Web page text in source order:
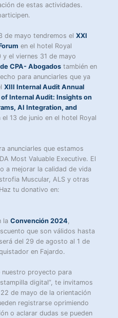
de estas actividades.
de mayo tendremos elXXI
en el hotel Royal
el viernes 31 de mayo
CPA- Abogados también en
para anunciarles que ya
XIII Internal Audit Annual
Internal Audit: Insights on
AI Integration, and
el 13 de junio en el hotel Royal
anunciarles que estamos
Most Valuable Executive. El
a mejorar la calidad de vida
Muscular, ALS y otras
tu donativo en:
laConvención 2024
que son válidos hasta
del 29 de agosto al 1 de
en Fajardo.
nuestro proyecto para
digital”, te invitamos
de mayo de la orientación
registrarse oprimiendo
o aclarar dudas se pueden